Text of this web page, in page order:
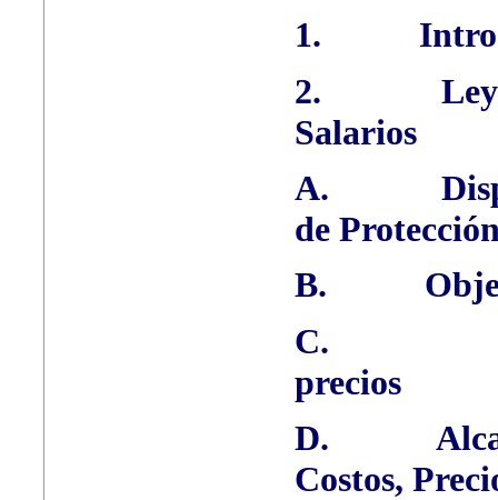
1.
2.
Salarios
A.
de
B.
C.
precios
D.
Costos,